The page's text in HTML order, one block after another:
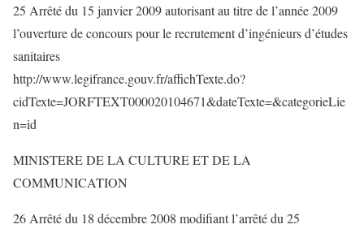
25 Arrêté du 15 janvier 2009 autorisant au titre de l’année 2009
l’ouverture de concours pour le recrutement d’ingénieurs d’études
sanitaires
http://www.legifrance.gouv.fr/affichTexte.do?
cidTexte=JORFTEXT000020104671&dateTexte=&categorieLie
n=id
MINISTERE DE LA CULTURE ET DE LA
COMMUNICATION
26 Arrêté du 18 décembre 2008 modifiant l’arrêté du 25